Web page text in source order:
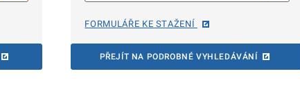
FORMULÁŘE KE STAŽENÍ
PŘEJÍT NA PODROBNÉ VYHLEDÁVÁNÍ